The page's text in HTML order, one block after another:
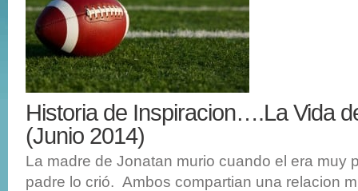
Historia de Inspiracion….La Vida
(Junio 2014)
La madre de Jonatan murio cuando el era muy
padre lo crió. Ambos compartian una relacion